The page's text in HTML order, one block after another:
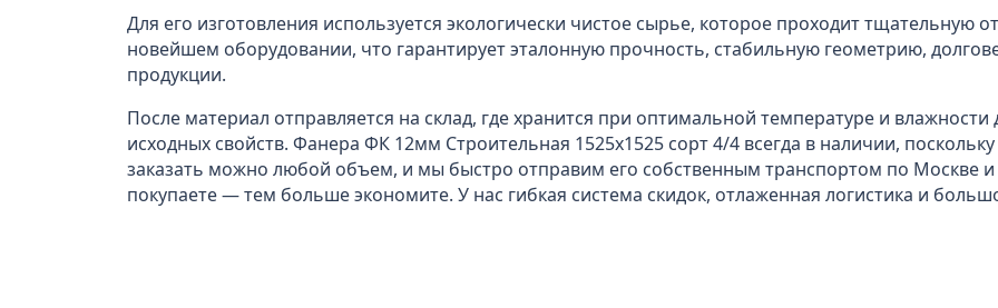
Для его изготовления используется экологически чистое сырье, которое проходит тщательную
новейшем оборудовании, что гарантирует эталонную прочность, стабильную геометрию,
продукции.
После материал отправляется на склад, где хранится при оптимальной температуре и
исходных свойств. Фанера ФК 12мм Строительная 1525х1525 сорт 4/4 всегда в наличии,
заказать можно любой объем, и мы быстро отправим его собственным транспортом по Москве
покупаете — тем больше экономите. У нас гибкая система скидок, отлаженная логистика и